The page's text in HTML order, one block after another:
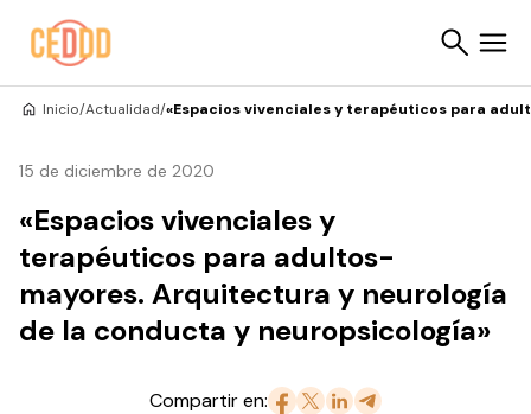
Inicio/Actualidad/«Espacios vivenciales y terapéuticos para
15 de diciembre de 2020
«Espacios vivenciales y
terapéuticos para adultos-
mayores. Arquitectura y neurología
de la conducta y neuropsicología»
Compartir en: